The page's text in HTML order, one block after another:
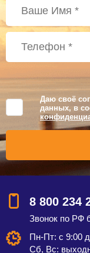
Даю своё
данных, в
8 800 234
Звонок по РФ
Пн-Пт: с 9:00
Сб, Вс: